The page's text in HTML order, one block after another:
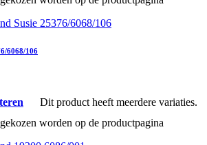
6068/106
Dit product heeft meerdere variaties.
worden op de productpagina